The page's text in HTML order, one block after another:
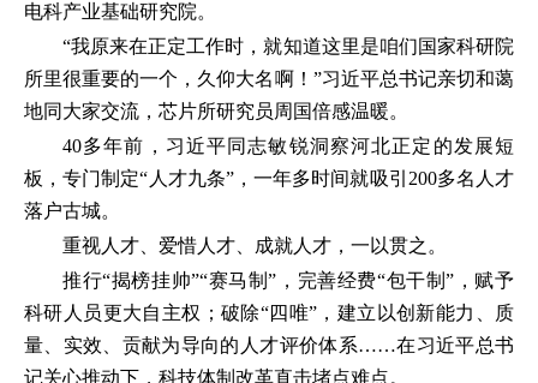
电科产业基础研究院。
“我原来在正定工作时，就知道这里是咱们国家科研院
所里很重要的一个，久仰大名啊！”习近平总书记亲切和蔼
地同大家交流，芯片所研究员周国倍感温暖。
40多年前，习近平同志敏锐洞察河北正定的发展短
板，专门制定“人才九条”，一年多时间就吸引200多名人才
落户古城。
重视人才、爱惜人才、成就人才，一以贯之。
推行“揭榜挂帅”“赛马制”，完善经费“包干制”，赋予
科研人员更大自主权；破除“四唯”，建立以创新能力、质
量、实效、贡献为导向的人才评价体系……在习近平总书
记关心推动下，科技体制改革直击堵点难点。